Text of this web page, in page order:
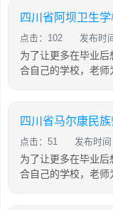
四川省阿坝卫生
点击：102 发布时
为了让更多在毕业
合自己的学校，老师
四川省马尔康民
点击：51 发布时
为了让更多在毕业
合自己的学校，老师